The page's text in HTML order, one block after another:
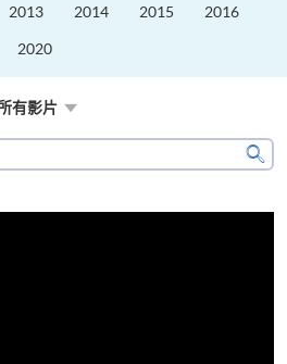
2013 2014 2015 2016
2020
有影片
搜